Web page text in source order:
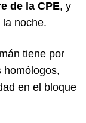
de la CPE, y
noche.
tiene por
homólogos,
en el bloque